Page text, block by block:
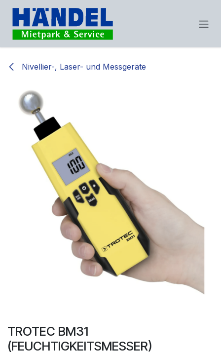
Zum Inhalt springen
Nivellier-, Laser- und Messgeräte
TROTEC BM31
(FEUCHTIGKEITSMESSER)